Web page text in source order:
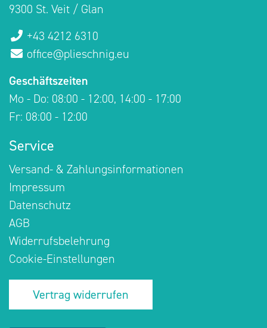
9300 St. Veit / Glan
+43 4212 6310
office@plieschnig.eu
Geschäftszeiten
Mo - Do: 08:00 - 12:00, 14:00 - 17:00
Fr: 08:00 - 12:00
Service
Versand- & Zahlungsinformationen
Impressum
Datenschutz
AGB
Widerrufsbelehrung
Cookie-Einstellungen
Vertrag widerrufen